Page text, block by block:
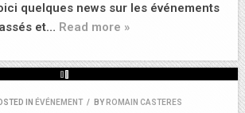
quelques news sur les événements
et… Read more »
IN ÉVÉNEMENT / BY ROMAIN CASTERES